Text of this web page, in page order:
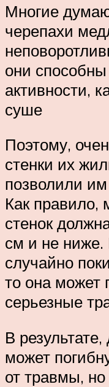
Многие
черепахи
они
активности,
суше
Поэтому,
стенки их
позволили
Как правило,
стенок
см и не
случайно
то она может
серьезные
В
может
от травмы,